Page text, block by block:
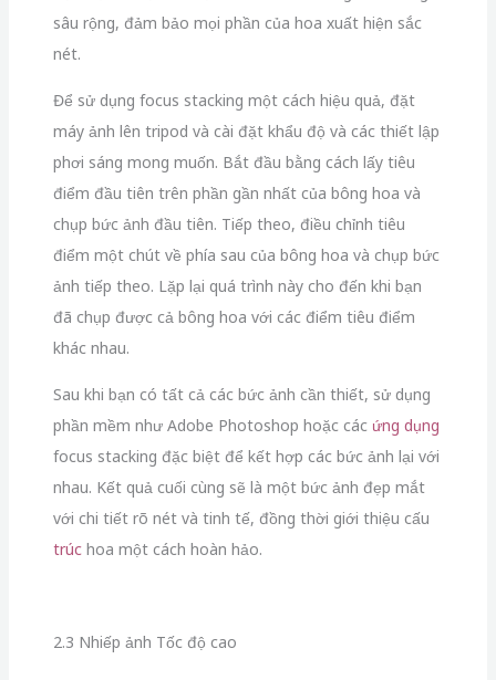
sâu rộng, đảm bảo mọi phần của hoa xuất hiện sắc
nét.
Để sử dụng focus stacking một cách hiệu quả, đặt
máy ảnh lên tripod và cài đặt khẩu độ và các thiết lập
phơi sáng mong muốn. Bắt đầu bằng cách lấy tiêu
điểm đầu tiên trên phần gần nhất của bông hoa và
chụp bức ảnh đầu tiên. Tiếp theo, điều chỉnh tiêu
điểm một chút về phía sau của bông hoa và chụp bức
ảnh tiếp theo. Lặp lại quá trình này cho đến khi bạn
đã chụp được cả bông hoa với các điểm tiêu điểm
khác nhau.
Sau khi bạn có tất cả các bức ảnh cần thiết, sử dụng
phần mềm như Adobe Photoshop hoặc các ứng dụng
focus stacking đặc biệt để kết hợp các bức ảnh lại với
nhau. Kết quả cuối cùng sẽ là một bức ảnh đẹp mắt
với chi tiết rõ nét và tinh tế, đồng thời giới thiệu cấu
trúchoa một cách hoàn hảo.
2.3 Nhiếp ảnh Tốc độ cao